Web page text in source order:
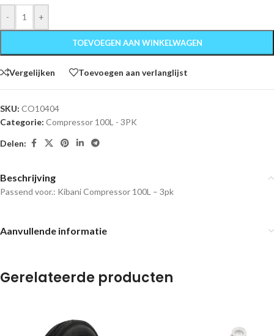
- +
TOEVOEGEN AAN WINKELWAGEN
Vergelijken Toevoegen aan verlanglijst
SKU: CO10404
Categorie: Compressor 100L - 3PK
Delen:
Beschrijving
Passend voor.: Kibani Compressor 100L – 3pk
Aanvullende informatie
Gerelateerde producten